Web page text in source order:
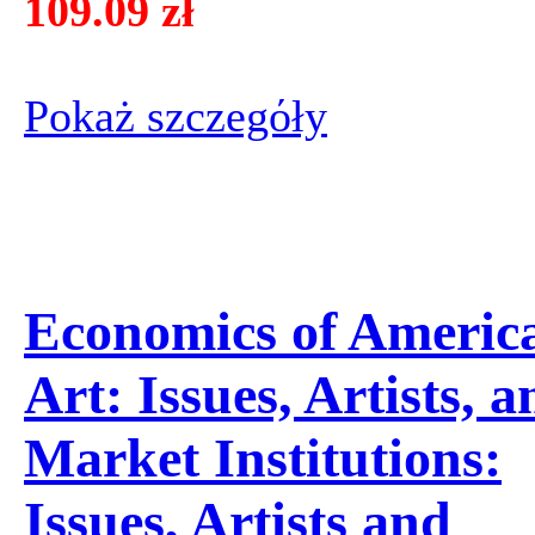
109.09 zł
Pokaż szczegόły
Economics of
Art: Issues, Artists,
Market Institutions:
Issues, Artists and